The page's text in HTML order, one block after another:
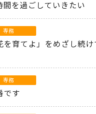
間を過ごしていきたい
専務
を育てよ」をめざし続け
専務
です